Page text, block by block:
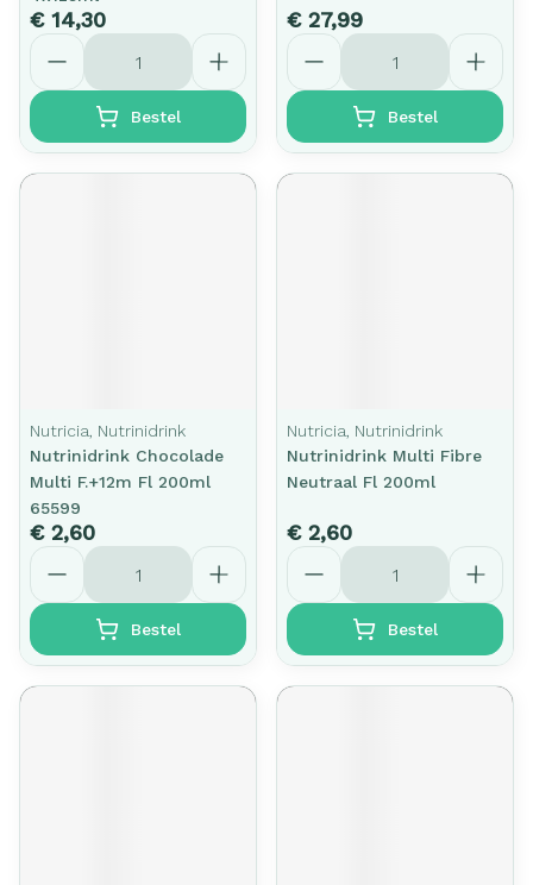
€ 14,30
Aantal
Bestel
€ 27,99
Aantal
Bestel
Nutricia, Nutrinidrink
Nutrinidrink Chocolade
Multi F.+12m Fl 200ml
65599
€ 2,60
Aantal
Bestel
Nutricia, Nutrinidrink
Nutrinidrink Multi Fibre
Neutraal Fl 200ml
€ 2,60
Aantal
Bestel